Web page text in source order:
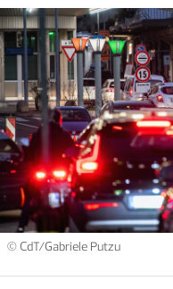
© CdT/Gabriele Putzu